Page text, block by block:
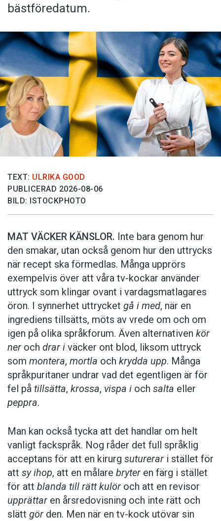
bästföredatum.
TEXT: ULRIKA GOOD
PUBLICERAD 2026-08-06
BILD: ISTOCKPHOTO
MAT VÄCKER KÄNSLOR. Inte bara genom hur
den smakar, utan också genom hur den uttrycks
när recept ska förmedlas. Många upprörs
exempelvis över att våra tv-kockar använder
uttryck som klingar ovant i vardagsmatlagares
öron. I synnerhet uttrycket gå i med, när en
ingrediens tillsätts, möts av vrede om och om
igen på olika språkforum. Även alternativen kör
ner och drar i väcker ont blod, liksom uttryck
som montera, mortla och krydda upp. Många
språkpuritaner undrar vad det egentligen är för
fel på tillsätta, krossa, vispa i och salta eller
peppra.
Man kan också tycka att det handlar om helt
vanligt fackspråk. Nog råder det full språklig
acceptans för att en kirurg suturerar i stället för
att sy ihop, att en målare bryter en färg i stället
för att blanda till rätt kulör och att en revisor
upprättar en årsredovisning och inte rätt och
slätt gör den. Men när en tv-kock utövar sin